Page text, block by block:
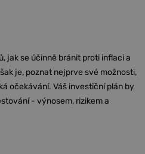
jak se účinně bránit proti inflaci a
je, poznat nejprve své možnosti,
očekávání. Váš investiční plán by
- výnosem, rizikem a